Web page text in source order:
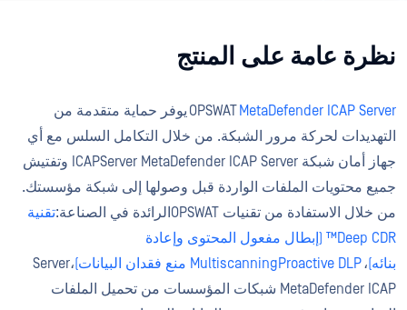
نظرة عامة على المنتج
OPSWAT MetaDefender ICAP Server
يوفر حماية متقدمة من
التهديدات لحركة مرور الشبكة. من خلال التكامل السلس مع أي
جهاز أمان شبكة ICAPServer MetaDefender ICAP Server وتفتيش
جميع محتويات الملفات الواردة قبل وصولها إلى شبكة مؤسستك.
من خلال الاستفادة من تقنيات OPSWATالرائدة في الصناعة:
تقنية
Deep CDR™ (إبطال مفعول المحتوى وإعادة
بنائه)، MultiscanningProactive DLP منع فقدان البيانات)
،Server
MetaDefender ICAP شبكات المؤسسات من تحميل الملفات